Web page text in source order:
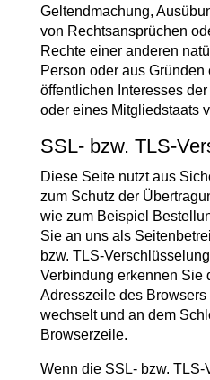
Geltendmachung,
von Rechtsansprüchen
Rechte einer anderen
Person oder aus
öffentlichen Interesses
oder eines Mitgliedstaats
SSL- bzw. TLS-
Diese Seite nutzt aus
zum Schutz der
wie zum Beispiel
Sie an uns als
bzw. TLS-
Verbindung erkennen Sie
Adresszeile des Browsers
wechselt und an dem
Browserzeile.
Wenn die SSL- bzw. TLS-